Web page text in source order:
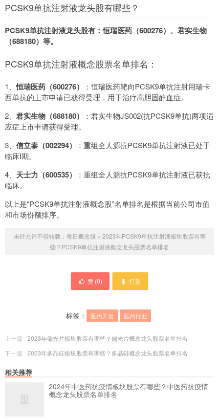
PCSK9单抗注射液龙头股有哪些？
PCSK9单抗注射液龙头股有：恒瑞医药（600276）、君实生物
（688180）等。
PCSK9单抗注射液概念股票名单排名：
1、恒瑞医药（600276）
：恒瑞医药靶向PCSK9单抗注射用瑞卡
西单抗的上市申请已获得受理，用于治疗高胆固醇血症。
2、 君实生物（688180）
：君实生物JS002(抗PCSK9单抗)两项适
应症上市申请获得受理。
3、 信立泰（002294）
：重组全人源抗PCSK9单抗注射液已处于
临床Ⅰ期。
4、 天士力（600535）
：重组全人源抗PCSK9单抗注射液已获批
临床。
以上是“PCSK9单抗注射液概念股”名单排名是根据当前公司市值
和市场份额排序。
未经允许不得转载： 每日概念股 » 2023年PCSK9单抗注射液板块股票有哪
些？PCSK9单抗注射液概念龙头股票名单排名
赞 (0) 打赏
标签： 医药开发 医药行业
上一篇
2023年偏光片板块股票有哪些？偏光片概念龙头股票名单排名
下一篇
2023年多晶硅板块股票有哪些？多晶硅概念龙头股票名单排名
相关推荐
2024年中医药抗疫情板块股票有哪些？中医药抗疫情
概念龙头股票名单排名